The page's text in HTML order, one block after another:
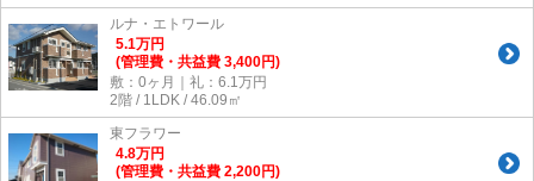
ルナ・エトワール
5.1万円
(管理費・共益費 3,400円)
敷：0ヶ月｜礼：6.1万円
2階 / 1LDK / 46.09㎡
東フラワー
4.8万円
(管理費・共益費 2,200円)